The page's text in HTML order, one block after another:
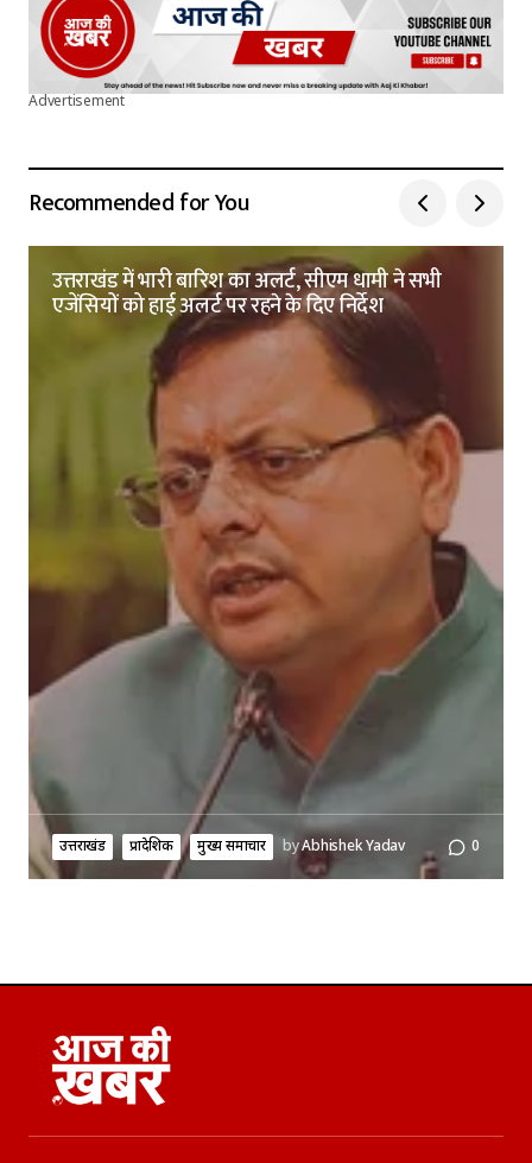
Advertisement
Recommended for You
उत्तराखंड में भारी बारिश का अलर्ट, सीएम धामी ने सभी
एजेंसियों को हाई अलर्ट पर रहने के दिए निर्देश
उत्तराखंड प्रादेशिक मुख्य समाचार byAbhishek Yadav 0